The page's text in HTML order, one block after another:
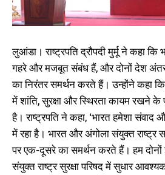
लुआंडा। राष्ट्रपति द्रौपदी मुर्मू ने कहा
गहरे और मजबूत संबंध हैं, और दोनों देश
का निरंतर समर्थन करते हैं। उन्होंने कहा
में शांति, सुरक्षा और स्थिरता कायम रखने के
है। राष्ट्रपति ने कहा, ‘भारत हमेशा संवाद
में रहा है। भारत और अंगोला संयुक्त राष्ट्र
पर एक-दूसरे का समर्थन करते हैं। हम
संयुक्त राष्ट्र सुरक्षा परिषद में सुधार